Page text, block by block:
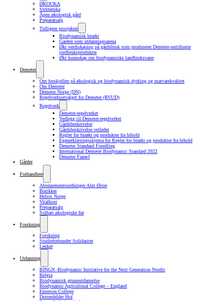
ØKOUKA
Steineruka
Åpen økologisk gård
Preparatsalg
Tidligere prosjekter
Biodynamisk birøkt
Garden som utdanningsarena
Økt verdiskaping på gårdsbruk som produserer Demeter-sertifiserte
jordbruksprodukter
Økt kunnskap om biodynamiske landbruksvarer
Demeter
Om forskjellen på økologisk og biodynamisk dyrking og matvarekvalitet
Om Demeter
Demeter Norge (DN)
Regelverksutvalget for Demeter (RVUD)
Regelverk
Demeter-regelverket
Vedlegg til Demeter-regelverket
Gårdsbeskrivelse
Gårdsbeskrivelse veileder
Regler for birøkt og produkter fra bihold
Egenerklæringsskjema for Regler for birøkt og produkter fra bihold
Demeter Standard Foredling
International Demeter Biodynamic Standard 2022
Demeter Frøavl
Gårder
Forhandlere
Abonnementsordninger Alm Østre
Butikker
Helios Norge
Vitalkost
Preparatsalg
Solhatt økologiske frø
Forskning
Forskning
Studieforbundet Solidaritet
Lenker
Utdanning
BINGN -Biodynamic Inititative for the Next Generation Nordic
Belgia
Biodynamisk grunnutdannelse
Biodynamic Agricultural College – England
Emerson College
Dottenfelder Hof